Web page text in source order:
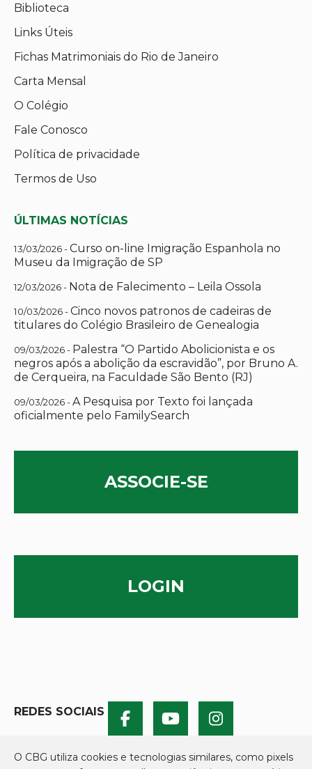
Biblioteca
Links Úteis
Fichas Matrimoniais do Rio de Janeiro
Carta Mensal
O Colégio
Fale Conosco
Política de privacidade
Termos de Uso
ÚLTIMAS NOTÍCIAS
13/03/2026 -Curso on-line Imigração Espanhola no
Museu da Imigração de SP
12/03/2026 - Nota de Falecimento – Leila Ossola
10/03/2026 -Cinco novos patronos de cadeiras de
titulares do Colégio Brasileiro de Genealogia
09/03/2026 - Palestra “O Partido Abolicionista e os
negros após a abolição da escravidão”, por Bruno A.
de Cerqueira, na Faculdade São Bento (RJ)
09/03/2026 -A Pesquisa por Texto foi lançada
oficialmente pelo FamilySearch
ASSOCIE-SE
LOGIN
REDES SOCIAIS
O CBG utiliza cookies e tecnologias similares, como pixels